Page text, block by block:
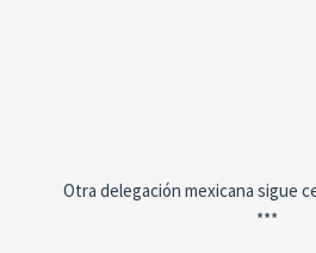
Otra delegación mexicana sigue
***